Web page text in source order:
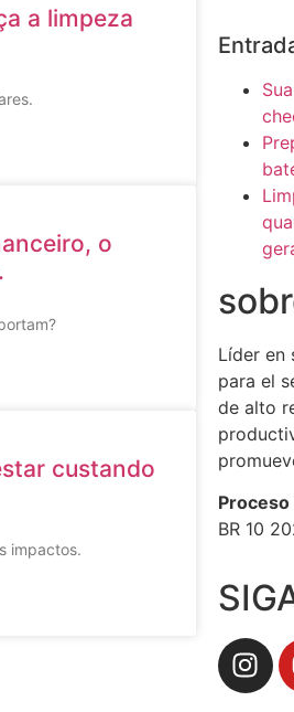
a limpeza
o
custando
impactos.
Líder en
para el
de alto
BR 10